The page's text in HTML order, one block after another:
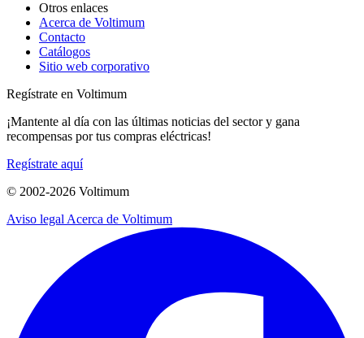
Otros enlaces
Acerca de Voltimum
Contacto
Catálogos
Sitio web corporativo
Regístrate en Voltimum
¡Mantente al día con las últimas noticias del sector y gana
recompensas por tus compras eléctricas!
Regístrate aquí
© 2002-2026 Voltimum
Aviso legal Acerca de Voltimum